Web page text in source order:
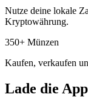
Nutze deine lokale
Kryptowährung.
350+ Münzen
Kaufen, verkaufen
Lade die